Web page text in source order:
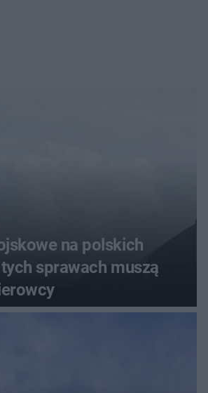
na polskich
sprawach muszą